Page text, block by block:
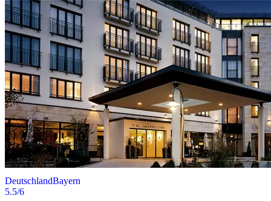
DeutschlandBayern
5.5/6